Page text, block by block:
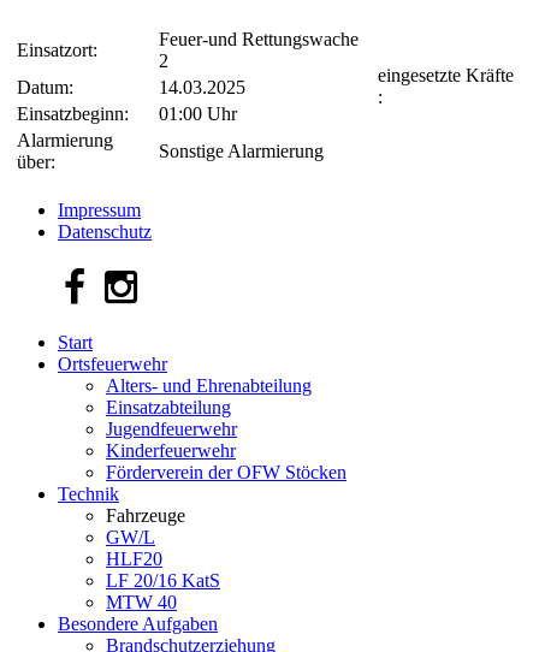
Einsatzort:
Feuer-und Rettungswache
2
Datum:
14.03.2025
Einsatzbeginn:
01:00 Uhr
Alarmierung
über:
Sonstige Alarmierung
eingesetzte Kräfte
:
Impressum
Datenschutz
Start
Ortsfeuerwehr
Alters- und Ehrenabteilung
Einsatzabteilung
Jugendfeuerwehr
Kinderfeuerwehr
Förderverein der OFW Stöcken
Technik
Fahrzeuge
GW/L
HLF20
LF 20/16 KatS
MTW 40
Besondere Aufgaben
Brandschutzerziehung